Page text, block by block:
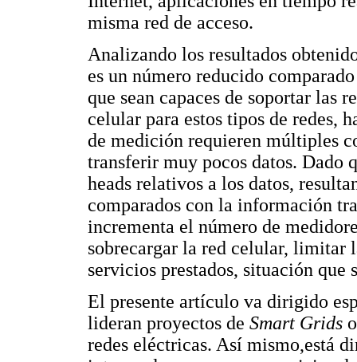
misma red de acceso.
Analizando los resultados
es un número reducido
que sean capaces de soportar
celular para estos tipos de redes,
de medición requieren múltiples
transferir muy pocos datos. Dado
heads relativos a los datos,
comparados con la información
incrementa el número de
sobrecargar la red celular, limitar
servicios prestados, situación que
El presente artículo va dirigido
lideran proyectos de Smart Grids
redes eléctricas. Así mismo,está